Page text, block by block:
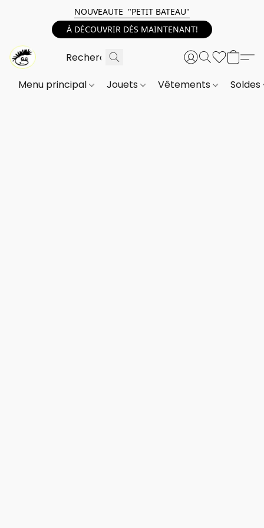
NOUVEAUTE "PETIT BATEAU"
À DÉCOUVRIR DÈS MAINTENANT!
Menu principal Jouets Vêtements Soldes